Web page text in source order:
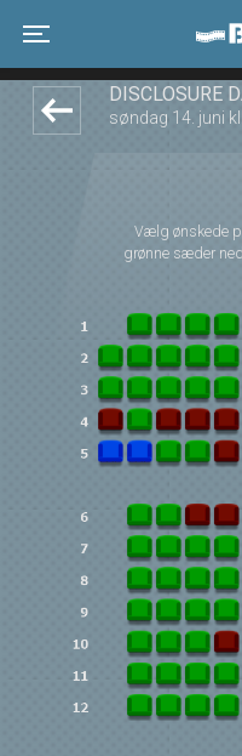
DISCLOSURE
søndag 14. juni
Vælg ønskede
grønne sæder